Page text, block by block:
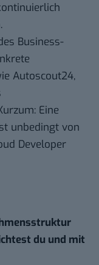
Business-
Autoscout24,
Eine
unbedingt von
Developer
du und mit